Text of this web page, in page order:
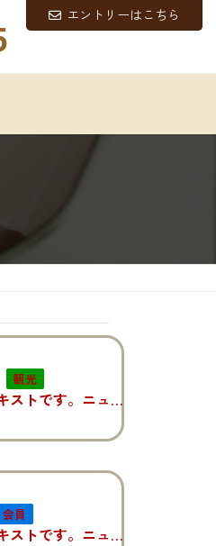
エントリーはこちら
観光
ニュースのダミーテキストです。ニュースのダミーテキストです。
会員
ニュースのダミーテキストです。ニュースのダミーテキストです。